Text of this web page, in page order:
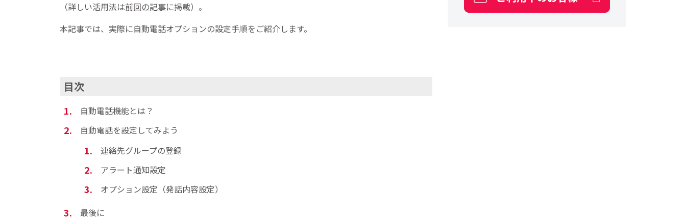
（詳しい活用法は前回の記事に掲載）。
本記事では、実際に自動電話オプションの設定手順をご紹介します。
目次
自動電話機能とは？
自動電話を設定してみよう
連絡先グループの登録
アラート通知設定
オプション設定（発話内容設定）
最後に